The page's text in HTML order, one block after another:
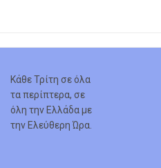
Κάθε Τρίτη σε όλα
τα περίπτερα, σε
όλη την Ελλάδα με
την Ελεύθερη Ώρα.